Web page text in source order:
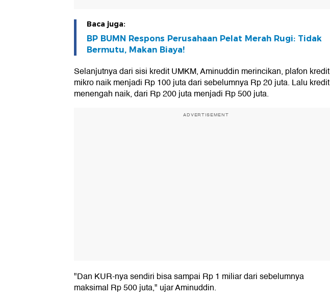
Baca juga:
BP BUMN Respons Perusahaan Pelat Merah Rugi: Tidak
Bermutu, Makan Biaya!
Selanjutnya dari sisi kredit UMKM, Aminuddin merincikan, plafon kredit
mikro naik menjadi Rp 100 juta dari sebelumnya Rp 20 juta. Lalu kredit
menengah naik, dari Rp 200 juta menjadi Rp 500 juta.
ADVERTISEMENT
"Dan KUR-nya sendiri bisa sampai Rp 1 miliar dari sebelumnya
maksimal Rp 500 juta," ujar Aminuddin.